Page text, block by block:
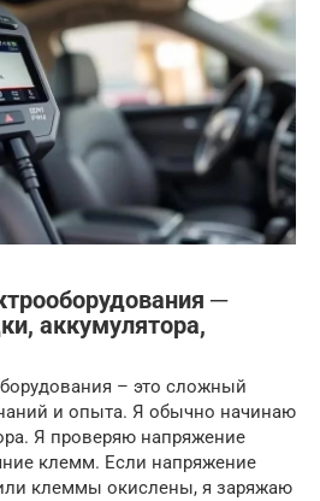
─
аккумулятора,
– это сложный
и опыта. Я обычно начинаю
Я проверяю напряжение
клемм. Если напряжение
клеммы окислены, я заряжаю